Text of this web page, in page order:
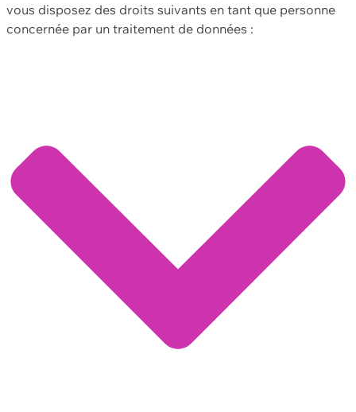
vous disposez des droits suivants en tant que personne
concernée par un traitement de données :